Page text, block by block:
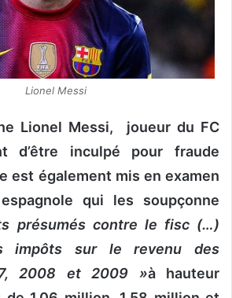
r
i
e
Lionel Messi
Lionel Messi, joueur du FC
d’être inculpé pour fraude
est également mis en examen
qui les soupçonne
présumés contre le fisc (…)
impôts sur le revenu des
2008 et 2009 »à hauteur